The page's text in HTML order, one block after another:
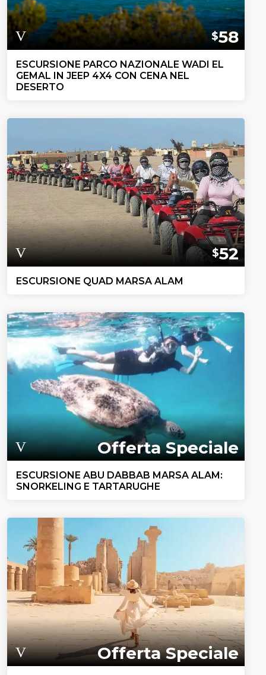
$58
ESCURSIONE PARCO NAZIONALE WADI EL
GEMAL IN JEEP 4X4 CON CENA NEL
DESERTO
$52
ESCURSIONE QUAD MARSA ALAM
Offerta Speciale
ESCURSIONE ABU DABBAB MARSA ALAM:
SNORKELING E TARTARUGHE
Offerta Speciale